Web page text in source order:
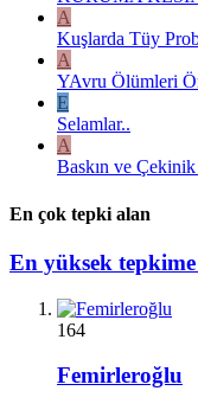
A
Kuşlarda Tüy
A
YAvru Ölümleri
E
Selamlar..
A
Baskın ve
En çok tepki alan
En yüksek
164
Femirleroğlu